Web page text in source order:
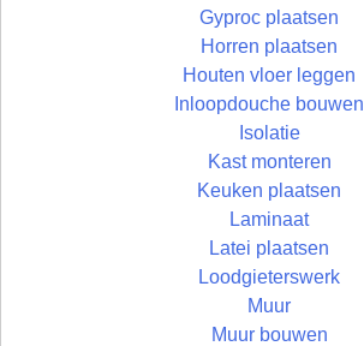
Gyproc plaatsen
Horren plaatsen
Houten vloer leggen
Inloopdouche bouwen
Isolatie
Kast monteren
Keuken plaatsen
Laminaat
Latei plaatsen
Loodgieterswerk
Muur
Muur bouwen